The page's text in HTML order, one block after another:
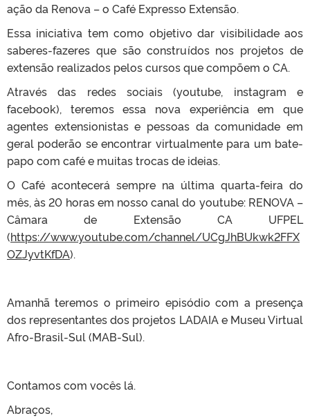
ação da Renova – o Café Expresso Extensão.
Essa iniciativa tem como objetivo dar visibilidade aos
saberes-fazeres que são construídos nos projetos de
extensão realizados pelos cursos que compõem o CA.
Através das redes sociais (youtube, instagram e
facebook), teremos essa nova experiência em que
agentes extensionistas e pessoas da comunidade em
geral poderão se encontrar virtualmente para um bate-
papo com café e muitas trocas de ideias.
O Café acontecerá sempre na última quarta-feira do
mês, às 20 horas em nosso canal do youtube: RENOVA –
Câmara de Extensão CA UFPEL
(https://www.youtube.com/channel/UCgJhBUkwk2FFX
OZJyvtKfDA).
Amanhã teremos o primeiro episódio com a presença
dos representantes dos projetos LADAIA e Museu Virtual
Afro-Brasil-Sul (MAB-Sul).
Contamos com vocês lá.
Abraços,